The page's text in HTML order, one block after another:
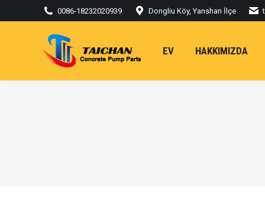
0086-18232020939 Dongliu Köy, Yanshan İlçe
EV HAKKIMIZDA